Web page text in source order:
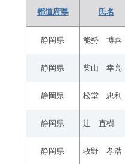
都道府県 氏名
静岡県 能勢 博喜
静岡県 柴山 幸亮
静岡県 松堂 忠利
静岡県 辻 直樹
静岡県 牧野 孝浩